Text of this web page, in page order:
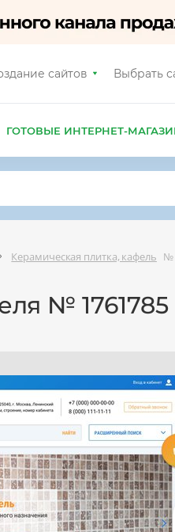
сайтов Выбрать
ГОТОВЫЕ ИНТЕРНЕТ-
Керамическая плитка, кафель №
№ 1761785